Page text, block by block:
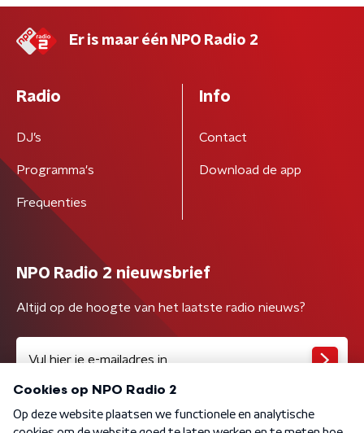
Er is maar één NPO Radio 2
Radio
DJ’s
Programma's
Frequenties
Info
Contact
Download de app
NPO Radio 2 nieuwsbrief
Altijd op de hoogte van het laatste radio nieuws?